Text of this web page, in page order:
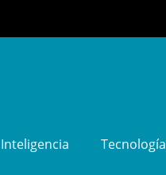
Inteligencia Tecnología